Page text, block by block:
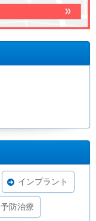
インプラント
予防治療